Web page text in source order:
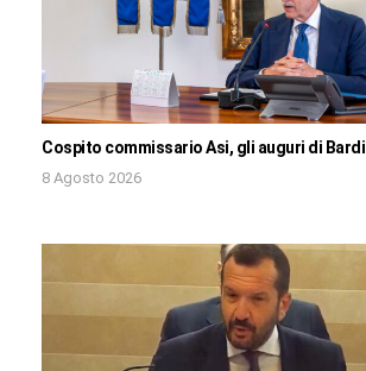
Cospito commissario Asi, gli auguri di Bardi
8 Agosto 2026